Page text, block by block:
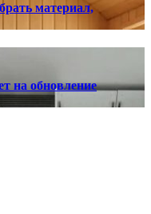
материал,
на обновление